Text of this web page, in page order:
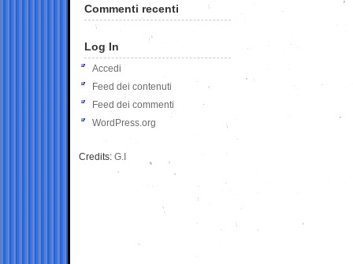
Commenti recenti
Log In
Accedi
Feed dei contenuti
Feed dei commenti
WordPress.org
Credits: G.I